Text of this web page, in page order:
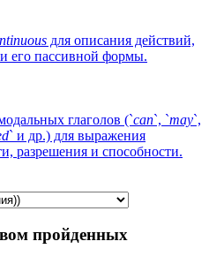
для описания действий,
его пассивной формы.
глаголов (`can`, `may`,
` и др.) для выражения
разрешения и способности.
пройденных